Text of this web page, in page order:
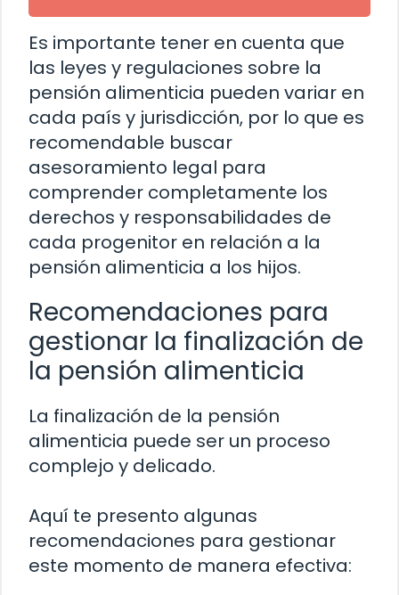
Es importante tener en cuenta que
las leyes y regulaciones sobre la
pensión alimenticia pueden variar en
cada país y jurisdicción, por lo que es
recomendable buscar
asesoramiento legal para
comprender completamente los
derechos y responsabilidades de
cada progenitor en relación a la
pensión alimenticia a los hijos.
Recomendaciones para
gestionar la finalización de
la pensión alimenticia
La finalización de la pensión
alimenticia puede ser un proceso
complejo y delicado.
Aquí te presento algunas
recomendaciones para gestionar
este momento de manera efectiva: